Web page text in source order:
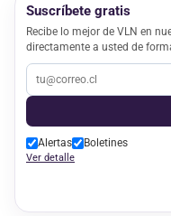
Suscríbete gratis
Recibe lo mejor de VLN en
directamente a usted de
Alertas Boletines
Ver detalle